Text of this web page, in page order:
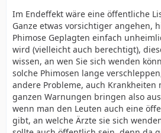
Im Endeffekt wäre eine öffentliche
Ganze etwas vorsichtiger angehen,
Phimose Geplagten einfach
wird (vielleicht auch berechtigt),
wissen, an wen Sie sich wenden
solche Phimosen lange
andere Probleme, auch
ganzen Warnungen bringen also
wenn man den Leuten auch eine
gibt, an welche Ärzte sie sich